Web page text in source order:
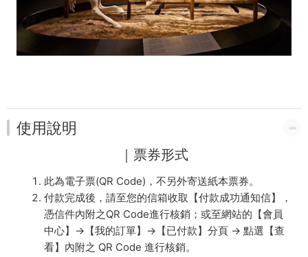
使用說明
｜票券形式
此為電子票(QR Code)，不另外寄送紙本票券。
付款完成後，請至您的信箱收取【付款成功通知信】，
憑信件內附之QR Code進行核銷；或至網站的【會員
中心】→【我的訂單】→【已付款】分頁 → 點選【查
看】內附之 QR Code 進行核銷。